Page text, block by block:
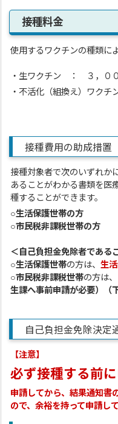
接種料金
使用するワクチンの種類に
・生ワクチン ： ３，０
・不活化（組換え）ワク
接種費用の助成措置
接種対象者で次のいずれか
あることがわかる書類を医
種することができます。
○生活保護世帯の方
○市民税非課税世帯の方
＜自己負担金免除者である
○生活保護世帯の方は、生
○市民税非課税世帯の方は、
生課へ事前申請が必要）（
自己負担金免除決定
【注意】
必ず接種する前に
申請してから、結果通知書
ので、余裕を持って申請し